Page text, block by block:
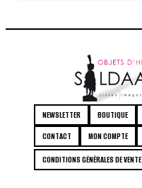
NEWSLETTER BOUTIQUE
CONTACT
MON COMPTE
CONDITIONS GÉNÉRALES DE VENTE